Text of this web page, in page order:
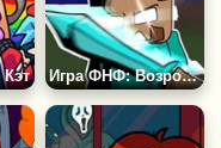
Игра ФНФ: Возрождение Херобрина